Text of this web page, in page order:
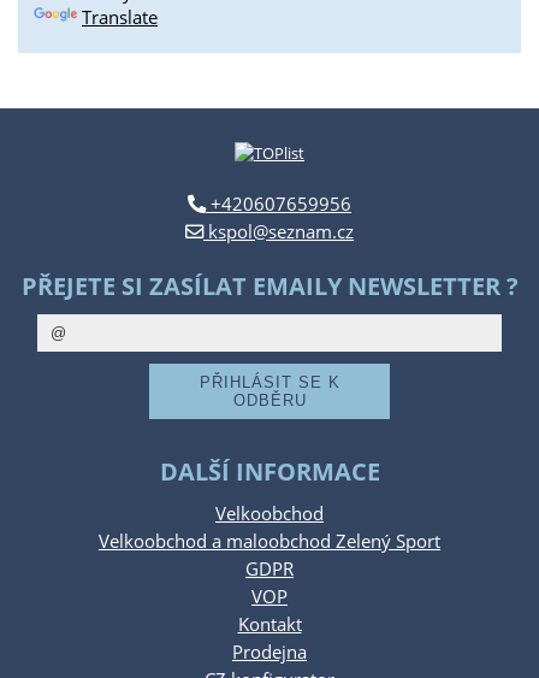
Translate
+420607659956
kspol@seznam.cz
PŘEJETE SI ZASÍLAT EMAILY NEWSLETTER ?
DALŠÍ INFORMACE
Velkoobchod
Velkoobchod a maloobchod Zelený Sport
GDPR
VOP
Kontakt
Prodejna